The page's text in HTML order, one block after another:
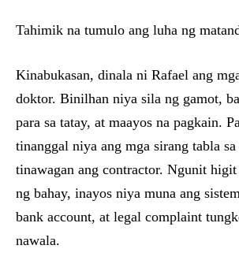
Tahimik na tumulo ang luha ng
Kinabukasan, dinala ni Rafael ang
doktor. Binilhan niya sila ng gamot,
para sa tatay, at maayos na pagkain.
tinanggal niya ang mga sirang tabla sa
tinawagan ang contractor. Ngunit higit
ng bahay, inayos niya muna ang
bank account, at legal complaint
nawala.